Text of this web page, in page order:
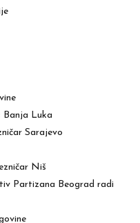
Banja Luka
Sarajevo
Niš
Partizana Beograd radi